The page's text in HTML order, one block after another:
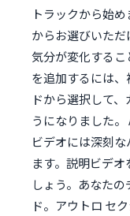
トラックから始
からお選びいた
気分が変化する
を追加するには、
ドから選択して
うになりました
ビデオには深刻
ます。説明ビデ
しょう。あなた
ド。アウトロ セ